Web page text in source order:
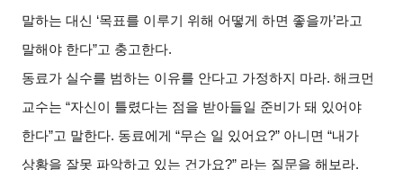
말하는 대신 ‘목표를 이루기 위해 어떻게 하면 좋을까’라고
말해야 한다”고 충고한다.
동료가 실수를 범하는 이유를 안다고 가정하지 마라. 해크먼
교수는 “자신이 틀렸다는 점을 받아들일 준비가 돼 있어야
한다”고 말한다. 동료에게 “무슨 일 있어요?” 아니면 “내가
상황을 잘못 파악하고 있는 건가요?” 라는 질문을 해보라.